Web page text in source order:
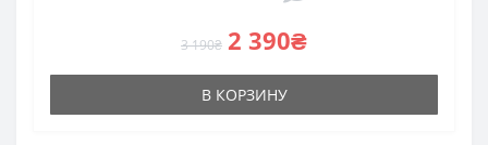
3 190₴ 2 390₴
В КОРЗИНУ